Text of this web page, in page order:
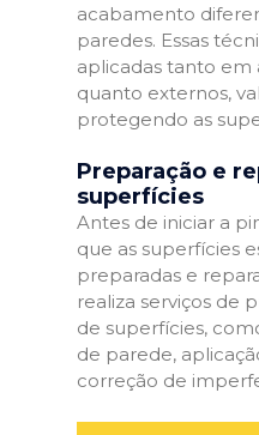
acabamento
paredes. Essas
aplicadas tanto
quanto externos,
protegendo as
Preparação e
superfícies
Antes de iniciar a
que as superfícies
preparadas e
realiza serviços de
de superfícies,
de parede,
correção de